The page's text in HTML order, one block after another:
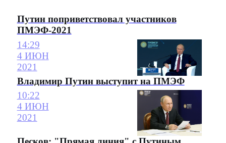
Путин поприветствовал участников
ПМЭФ-2021
14:29
4 ИЮН
2021
Владимир Путин выступит на ПМЭФ
10:22
4 ИЮН
2021